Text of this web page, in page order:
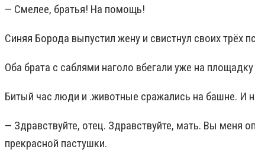
— Смелее, братья! На помощь!
Синяя Борода выпустил жену и свистнул своих трёх
Оба брата с саблями наголо вбегали уже на
Битый час люди и .животные сражались на башне. И
— Здравствуйте, отец. Здравствуйте, мать. Вы меня
прекрасной пастушки.